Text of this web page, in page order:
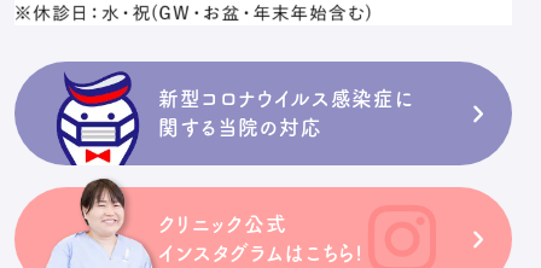
新型コロナウイルス感染症に
関する当院の対応
クリニック公式
インスタグラムはこちら!